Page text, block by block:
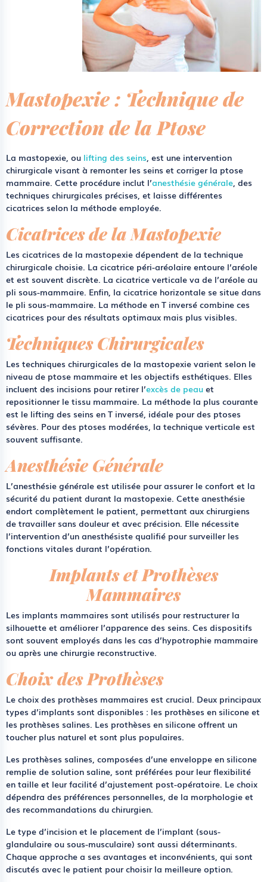
Mastopexie : Technique de
Correction de la Ptose
La mastopexie, ou lifting des seins, est une intervention
chirurgicale visant à remonter les seins et corriger la ptose
mammaire. Cette procédure inclut l’anesthésie générale, des
techniques chirurgicales précises, et laisse différentes
cicatrices selon la méthode employée.
Cicatrices de la Mastopexie
Les cicatrices de la mastopexie dépendent de la technique
chirurgicale choisie. La cicatrice péri-aréolaire entoure l’aréole
et est souvent discrète. La cicatrice verticale va de l’aréole au
pli sous-mammaire. Enfin, la cicatrice horizontale se situe dans
le pli sous-mammaire. La méthode en T inversé combine ces
cicatrices pour des résultats optimaux mais plus visibles.
Techniques Chirurgicales
Les techniques chirurgicales de la mastopexie varient selon le
niveau de ptose mammaire et les objectifs esthétiques. Elles
incluent des incisions pour retirer l’excès de peau et
repositionner le tissu mammaire. La méthode la plus courante
est le lifting des seins en T inversé, idéale pour des ptoses
sévères. Pour des ptoses modérées, la technique verticale est
souvent suffisante.
Anesthésie Générale
L’anesthésie générale est utilisée pour assurer le confort et la
sécurité du patient durant la mastopexie. Cette anesthésie
endort complètement le patient, permettant aux chirurgiens
de travailler sans douleur et avec précision. Elle nécessite
l’intervention d’un anesthésiste qualifié pour surveiller les
fonctions vitales durant l’opération.
Implants et Prothèses
Mammaires
Les implants mammaires sont utilisés pour restructurer la
silhouette et améliorer l’apparence des seins. Ces dispositifs
sont souvent employés dans les cas d’hypotrophie mammaire
ou après une chirurgie reconstructive.
Choix des Prothèses
Le choix des prothèses mammaires est crucial. Deux principaux
types d’implants sont disponibles : les prothèses en silicone et
les prothèses salines. Les prothèses en silicone offrent un
toucher plus naturel et sont plus populaires.
Les prothèses salines, composées d’une enveloppe en silicone
remplie de solution saline, sont préférées pour leur flexibilité
en taille et leur facilité d’ajustement post-opératoire. Le choix
dépendra des préférences personnelles, de la morphologie et
des recommandations du chirurgien.
Le type d’incision et le placement de l’implant (sous-
glandulaire ou sous-musculaire) sont aussi déterminants.
Chaque approche a ses avantages et inconvénients, qui sont
discutés avec le patient pour choisir la meilleure option.